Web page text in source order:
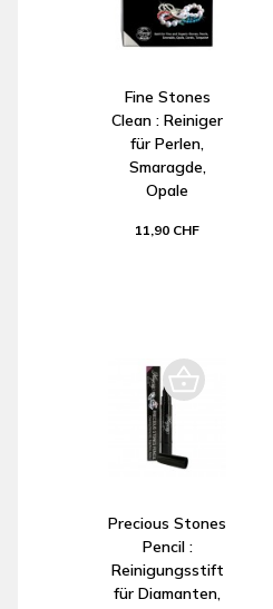
Fine Stones
Clean : Reiniger
für Perlen,
Smaragde,
Opale
11,90 CHF
Precious Stones
Pencil :
Reinigungsstift
für Diamanten,